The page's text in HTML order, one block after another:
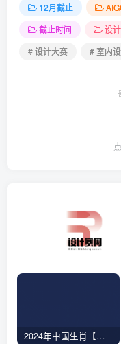
12月截止
截止时间
设
# 设计大赛
# 室内
2024年中国生肖【蛇】动态图形设计大赛